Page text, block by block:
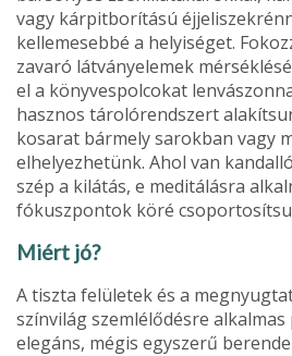
vagy kárpitborítású
kellemesebbé a helyiséget.
zavaró látványelemek
el a könyvespolco­kat
hasznos tárolórendszert
kosarat bármely sarokban vagy
elhelyezhetünk. Ahol van
szép a kilátás, e meditálásra
fókuszpontok köré
Miért jó?
A tiszta felületek és a
színvilág szemlélődésre alkalmas
elegáns, mégis egyszerű